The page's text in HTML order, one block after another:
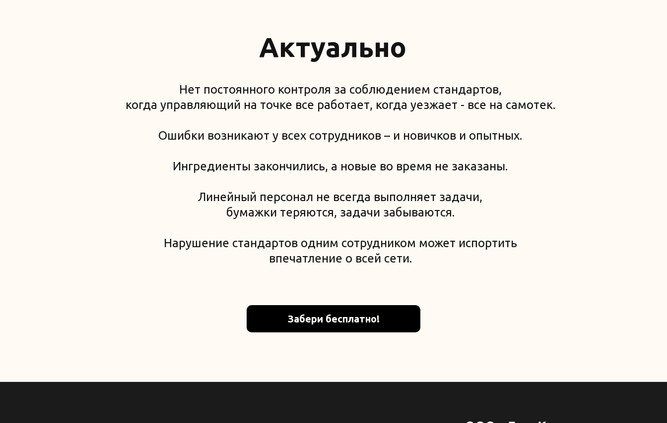
Нет постоянного контроля за соблюдением стандартов,
когда управляющий на точке все работает, когда уезжает - все на самотек.
Ошибки возникают у всех сотрудников – и новичков и опытных.
Ингредиенты закончились, а новые во время не заказаны.
Линейный персонал не всегда выполняет задачи,
бумажки теряются, задачи забываются.
Нарушение стандартов одним сотрудником может испортить
впечатление о всей сети.
Актуально
Забери бесплатно!